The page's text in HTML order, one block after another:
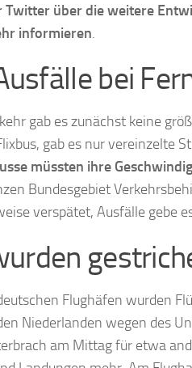
Twitter über die weitere
informieren.
bei
gab es zunächst keine
gab es nur vereinzelte
müssten ihre
Bundesgebiet
verspätet, Ausfälle gebe
Flughäfen wurden
Niederlanden wegen des
am Mittag für etwa